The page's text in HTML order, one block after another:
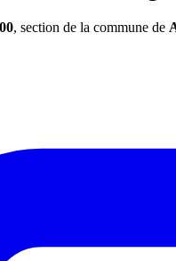
, section de la commune de